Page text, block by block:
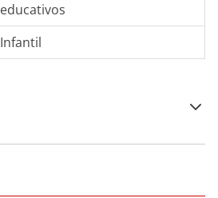
educativos
Infantil